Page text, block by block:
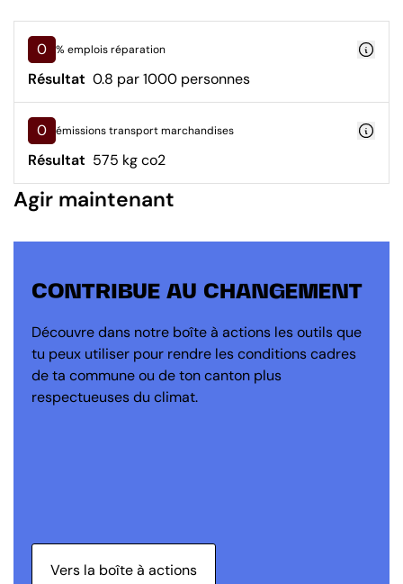
0 % emplois réparation
Résultat 0.8 par 1000 personnes
0 émissions transport marchandises
Résultat 575 kg co2
Agir maintenant
CONTRIBUE AU CHANGEMENT
Découvre dans notre boîte à actions les outils que
tu peux utiliser pour rendre les conditions cadres
de ta commune ou de ton canton plus
respectueuses du climat.
Vers la boîte à actions